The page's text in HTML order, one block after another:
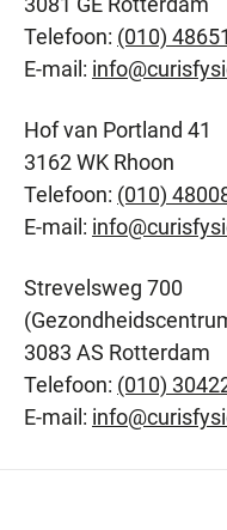
Telefoon: (010)
E-mail:
Hof van Portland 41
3162 WK Rhoon
Telefoon: (010)
E-mail:
Strevelsweg 700
3083 AS Rotterdam
Telefoon: (010)
E-mail: